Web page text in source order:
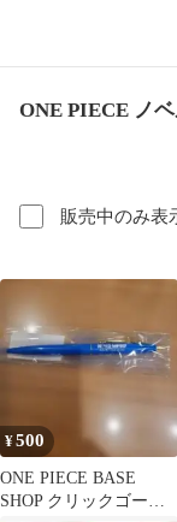
ONE PIECE ノ
販売中のみ表
¥500
ONE PIECE BASE
SHOP クリックゴール